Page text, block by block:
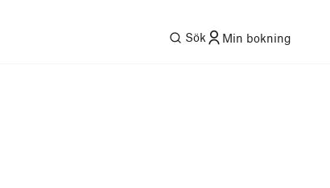
Sök Min bokning